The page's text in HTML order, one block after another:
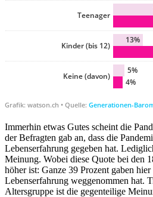
Immerhin etwas Gutes scheint die
der Befragten gab an, dass die
Lebenserfahrung gegeben hat.
Meinung. Wobei diese Quote bei den
höher ist: Ganze 39 Prozent gaben
Lebenserfahrung weggenommen hat.
Altersgruppe ist die gegenteilige